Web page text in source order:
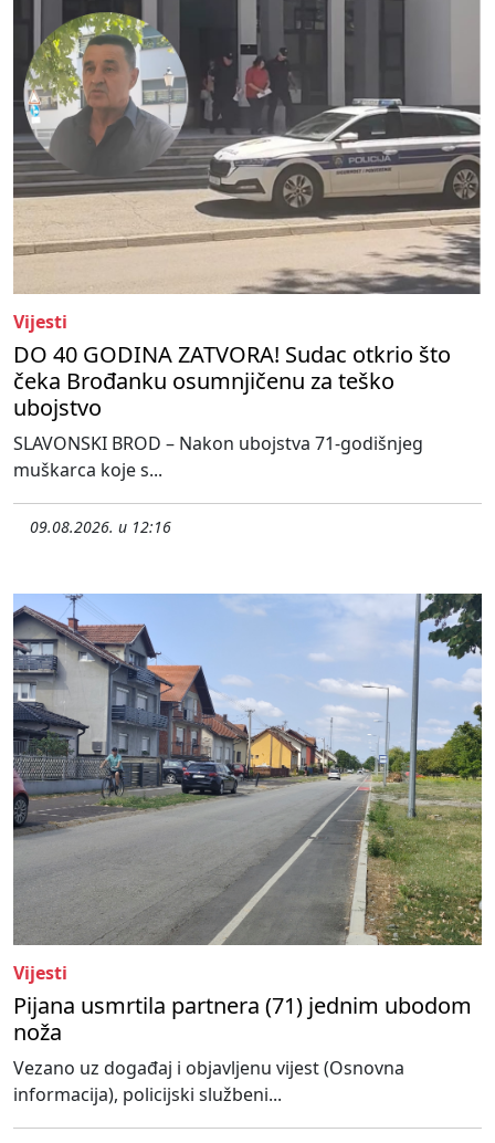
Vijesti
DO 40 GODINA ZATVORA! Sudac otkrio što
čeka Brođanku osumnjičenu za teško
ubojstvo
SLAVONSKI BROD – Nakon ubojstva 71-godišnjeg
muškarca koje s...
09.08.2026. u 12:16
Vijesti
Pijana usmrtila partnera (71) jednim ubodom
noža
Vezano uz događaj i objavljenu vijest (Osnovna
informacija), policijski službeni...